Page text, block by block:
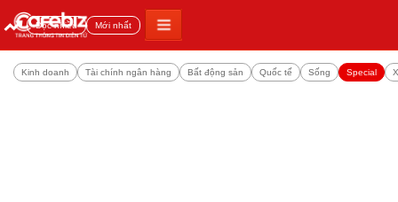
Đọc nhiều Mới nhất
Kinh doanh Tài chính ngân hàng Bất động sản Quốc tế Sống Special